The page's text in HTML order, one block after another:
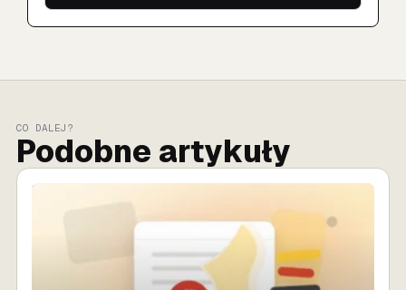
CO DALEJ?
Podobne artykuły
SPRZEDAŻ AI